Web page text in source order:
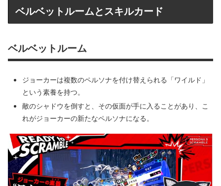
ベルベットルームとスキルカード
ベルベットルーム
ジョーカーは複数のペルソナを付け替えられる「ワイルド」
という素養を持つ。
敵のシャドウを倒すと、その仮面が手に入ることがあり、こ
れがジョーカーの新たなペルソナになる。